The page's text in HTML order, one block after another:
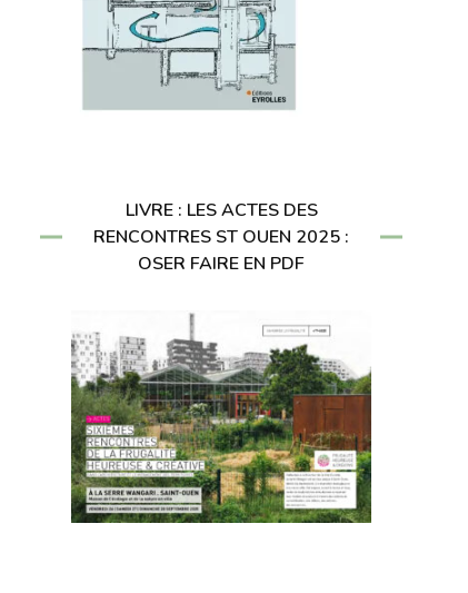
LIVRE : LES ACTES DES
RENCONTRES ST OUEN 2025 :
OSER FAIRE EN PDF